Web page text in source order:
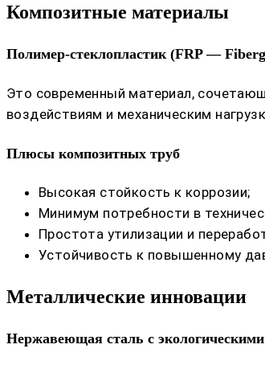
Композитные материалы
Полимер-стеклопластик (FRP —
Это современный материал,
воздействиям и механическим
Плюсы композитных труб
Высокая стойкость к коррозии;
Минимум потребности в
Простота утилизации и
Устойчивость к повышенному
Металлические инновации
Нержавеющая сталь с